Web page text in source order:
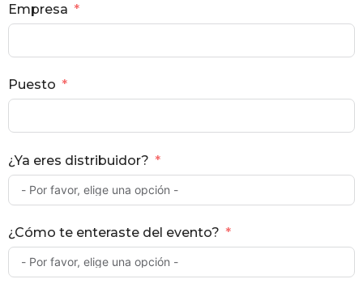
Empresa
Puesto
¿Ya eres distribuidor?
¿Cómo te enteraste del evento?